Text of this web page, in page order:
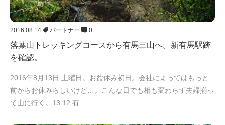
2016.08.14 パートナー 0
落葉山トレッキングコースから有馬三山へ。新有馬駅跡
を確認。
2016年8月13日 土曜日。お盆休み初日。会社によってはもっと
前からお休みらしいけど…。こんな日でも相も変わらず夫婦揃っ
て山に行く。13:12 有…